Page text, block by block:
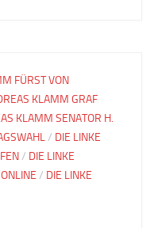
FÜRST VON
KLAMM GRAF
KLAMM SENATOR H.
/ DIE LINKE
/ DIE LINKE
/ DIE LINKE